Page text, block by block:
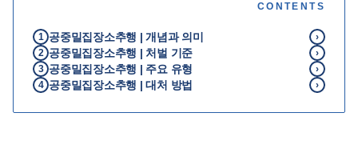
법률서식
뉴스레터/브로슈어
CONTENTS
1 공중밀집장소추행 | 개념과 의미
›
2 공중밀집장소추행 | 처벌 기준
›
3 공중밀집장소추행 | 주요 유형
›
4 공중밀집장소추행 | 대처 방법 ›